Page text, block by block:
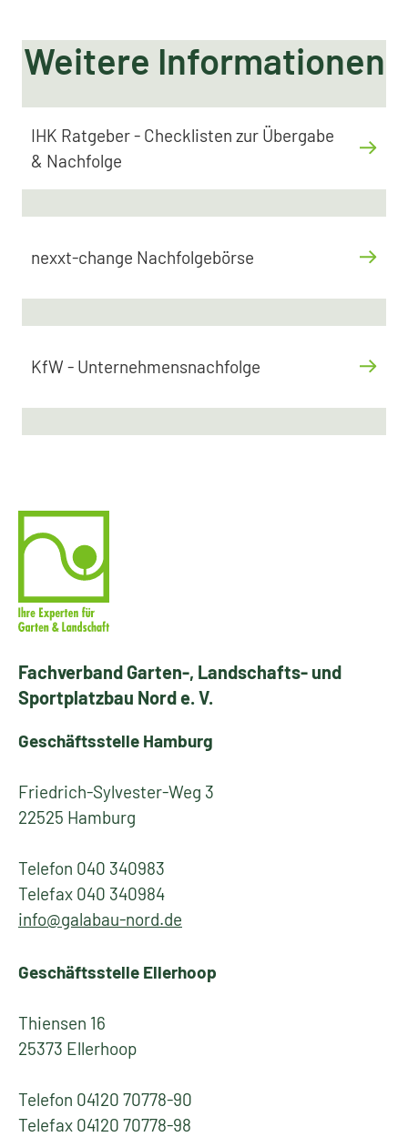
Weitere Informationen
IHK Ratgeber - Checklisten zur Übergabe
& Nachfolge
nexxt-change Nachfolgebörse
KfW - Unternehmensnachfolge
Fachverband Garten-, Landschafts- und
Sportplatzbau Nord e. V.
Geschäftsstelle Hamburg
Friedrich-Sylvester-Weg 3
22525 Hamburg
Telefon 040 340983
Telefax 040 340984
info@galabau-nord.de
Geschäftsstelle Ellerhoop
Thiensen 16
25373 Ellerhoop
Telefon 04120 70778-90
Telefax 04120 70778-98